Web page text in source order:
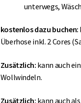
unterwegs,
kostenlos dazu buchen:
Überhose inkl. 2 Cores
Zusätzlich: kann auch ein
Wollwindeln.
Zusätzlich: kann auch